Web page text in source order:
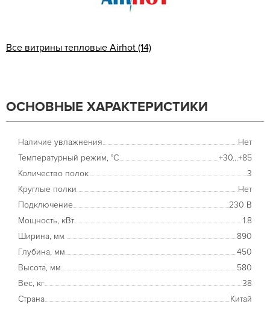
Все витрины тепловые Airhot (14)
ОСНОВНЫЕ ХАРАКТЕРИСТИКИ
Наличие увлажнения
Нет
Температурный режим, °С
+30...+85
Количество полок
3
Круглые полки
Нет
Подключение
230 В
Мощность, кВт
1.8
Ширина, мм
890
Глубина, мм
450
Высота, мм
580
Вес, кг
38
Страна
Китай